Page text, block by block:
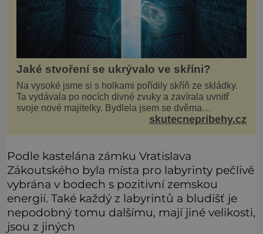
Jaké stvoření se ukrývalo ve skříni?
Na vysoké jsme si s holkami pořídily skříň ze skládky.
Ta vydávala po nocích divné zvuky a zavírala uvnitř
svoje nové majitelky. Bydlela jsem se dvěma
kamarádkami a bavilo nás zvelebovat si náš byt. Skoro
skutecnepribehy.cz
Podle kastelána zámku Vratislava
Zákoutského byla místa pro labyrinty pečlivě
vybrána v bodech s pozitivní zemskou
energií. Také každý z labyrintů a bludišť je
nepodobný tomu dalšímu, mají jiné velikosti,
jsou z jiných